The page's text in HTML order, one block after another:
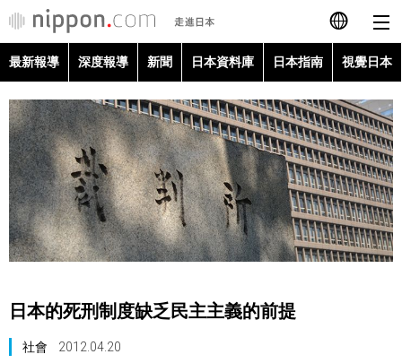
日本語
English
简体字
Français
Español
最新報導
深度報導
日本資料庫
最新報導 深度報導 新聞 日本資料庫 日本指南 視覺日本
日本的死刑制度缺乏民主主義的前提
社會 2012.04.20